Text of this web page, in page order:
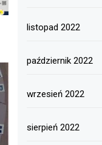
listopad 2022
październik 2022
wrzesień 2022
sierpień 2022